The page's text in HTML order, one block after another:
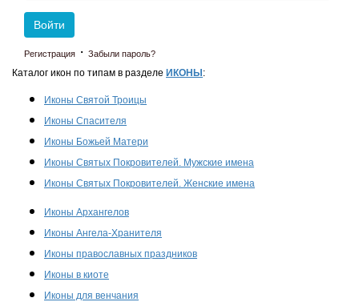
Войти
Регистрация · Забыли пароль?
Каталог икон по типам в разделе ИКОНЫ :
Иконы Святой Троицы
Иконы Спасителя
Иконы Божьей Матери
Иконы Святых Покровителей. Мужские имена
Иконы Святых Покровителей. Женские имена
Иконы Архангелов
Иконы Ангела-Хранителя
Иконы православных праздников
Иконы в киоте
Иконы для венчания